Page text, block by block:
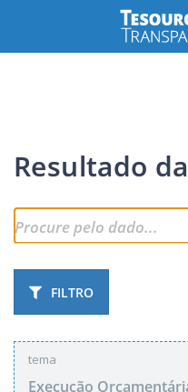
Resultado
FILTRO
tema
Execução